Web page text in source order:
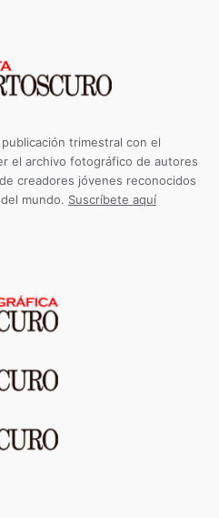
trimestral con el
el archivo fotográfico de autores
creadores jóvenes reconocidos
mundo. Suscríbete aquí